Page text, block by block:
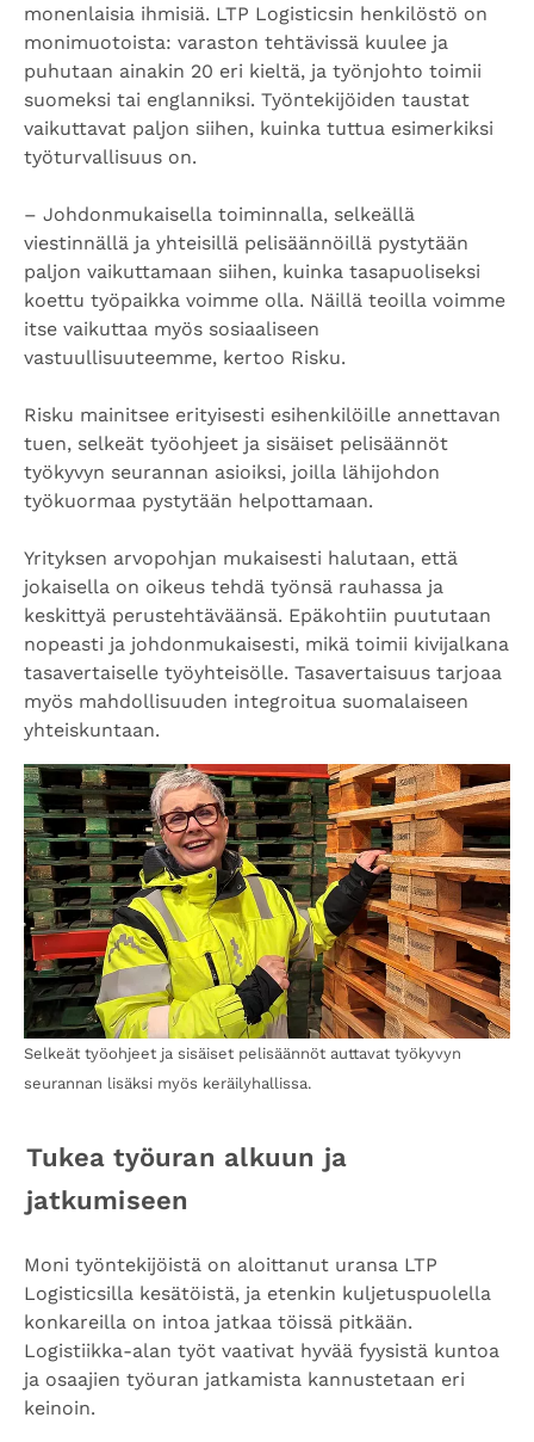
monenlaisia ihmisiä. LTP Logisticsin henkilöstö on
monimuotoista: varaston tehtävissä kuulee ja
puhutaan ainakin 20 eri kieltä, ja työnjohto toimii
suomeksi tai englanniksi. Työntekijöiden taustat
vaikuttavat paljon siihen, kuinka tuttua esimerkiksi
työturvallisuus on.
– Johdonmukaisella toiminnalla, selkeällä
viestinnällä ja yhteisillä pelisäännöillä pystytään
paljon vaikuttamaan siihen, kuinka tasapuoliseksi
koettu työpaikka voimme olla. Näillä teoilla voimme
itse vaikuttaa myös sosiaaliseen
vastuullisuuteemme, kertoo Risku.
Risku mainitsee erityisesti esihenkilöille annettavan
tuen, selkeät työohjeet ja sisäiset pelisäännöt
työkyvyn seurannan asioiksi, joilla lähijohdon
työkuormaa pystytään helpottamaan.
Yrityksen arvopohjan mukaisesti halutaan, että
jokaisella on oikeus tehdä työnsä rauhassa ja
keskittyä perustehtäväänsä. Epäkohtiin puututaan
nopeasti ja johdonmukaisesti, mikä toimii kivijalkana
tasavertaiselle työyhteisölle. Tasavertaisuus tarjoaa
myös mahdollisuuden integroitua suomalaiseen
yhteiskuntaan.
Selkeät työohjeet ja sisäiset pelisäännöt auttavat työkyvyn
seurannan lisäksi myös keräilyhallissa.
Tukea työuran alkuun ja
jatkumiseen
Moni työntekijöistä on aloittanut uransa LTP
Logisticsilla kesätöistä, ja etenkin kuljetuspuolella
konkareilla on intoa jatkaa töissä pitkään.
Logistiikka-alan työt vaativat hyvää fyysistä kuntoa
ja osaajien työuran jatkamista kannustetaan eri
keinoin.